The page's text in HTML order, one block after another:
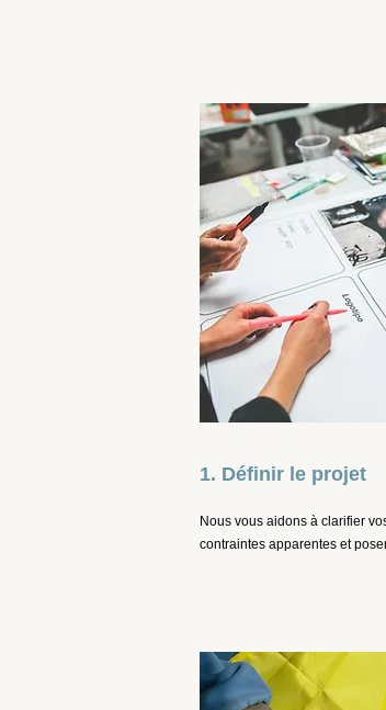
1. Définir le projet
Nous vous aidons à clarifier
contraintes apparentes et